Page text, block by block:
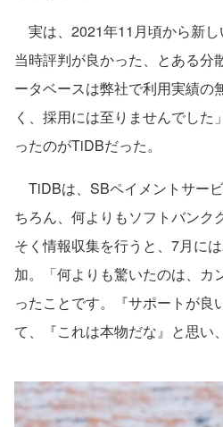
実は、2021年11月頃から新し
当時評判が良かった、とある分
ータベースは弊社で利用実績の
く、採用には至りませんでし
ったのがTiDBだった。
TiDBは、SBペイメントサー
ちろん、何よりもソフトバンク
そく情報収集を行うと、7月に
加。「何よりも驚いたのは、カ
ったことです。『サポートが
て、『これは本物だな』と思い